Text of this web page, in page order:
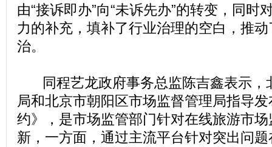
由“接诉即办”向“未诉先办”的转变，同时
力的补充，填补了行业治理的空白，推
治。
同程艺龙政府事务总监陈吉鑫表示，
局和北京市朝阳区市场监督管理局指导
约》，是市场监管部门针对在线旅游市
新，一方面，通过主流平台针对突出问